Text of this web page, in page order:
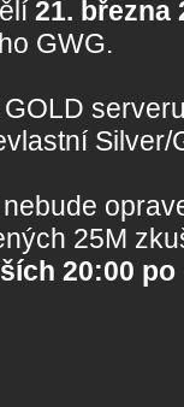
21. března
GWG.
GOLD
Silver/
25M
20:00